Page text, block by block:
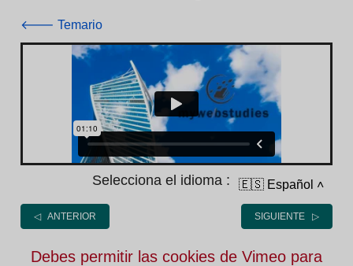
🡐 Temario
Selecciona el idioma : 🇪🇸 Español ˄
◁ ANTERIOR SIGUIENTE ▷
Debes permitir las cookies de Vimeo para